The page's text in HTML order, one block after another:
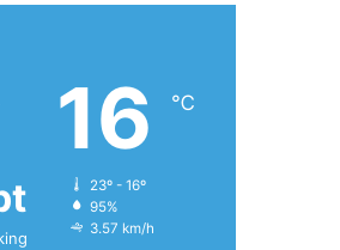
16 ℃
23º - 16º
95%
3.57 km/h